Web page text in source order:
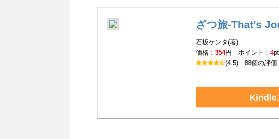
ざつ旅-That's
石坂ケンタ(著)
価格：354円 ポイント：4
(4.5)88個の評価
Kindle